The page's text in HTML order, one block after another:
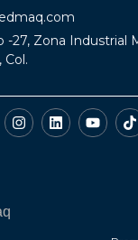
-27, Zona Industrial
Col.